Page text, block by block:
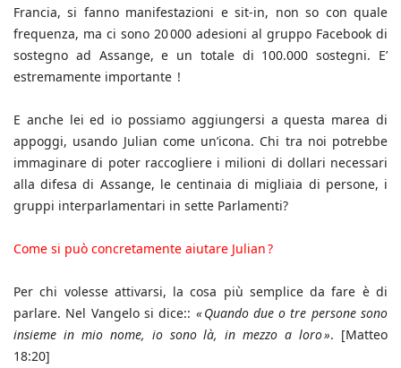
Francia, si fanno manifestazioni e sit-in, non so con quale
frequenza, ma ci sono 20 000 adesioni al gruppo Facebook di
sostegno ad Assange, e un totale di 100.000 sostegni. E’
estremamente importante !
E anche lei ed io possiamo aggiungersi a questa marea di
appoggi, usando Julian come un’icona. Chi tra noi potrebbe
immaginare di poter raccogliere i milioni di dollari necessari
alla difesa di Assange, le centinaia di migliaia di persone, i
gruppi interparlamentari in sette Parlamenti?
Come si può concretamente aiutare Julian ?
Per chi volesse attivarsi, la cosa più semplice da fare è di
parlare. Nel Vangelo si dice:: « Quando due o tre persone sono
insieme in mio nome, io sono là, in mezzo a loro ». [Matteo
18:20]